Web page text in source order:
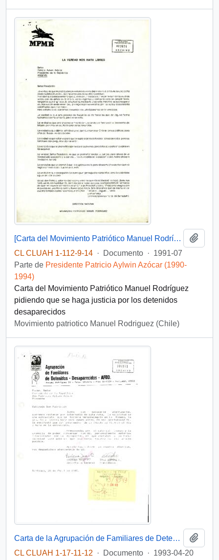
[Carta del Movimiento Patriótico Manuel Rodríguez sobre los detenidos desaparecidos]
CL CLUAH 1-112-9-14 · Documento · 1991-07
Parte de Presidente Patricio Aylwin Azócar (1990-
1994)
Carta del Movimiento Patriótico Manuel Rodríguez
pidiendo que se haga justicia por los detenidos
desaparecidos
Movimiento patriotico Manuel Rodriguez (Chile)
Carta de la Agrupación de Familiares de Detenidos Desaparecidos dirigida al Presidente Aylwin, solicitan entrevista personal en La Moneda
CL CLUAH 1-17-11-12
· Documento · 1993-04-20